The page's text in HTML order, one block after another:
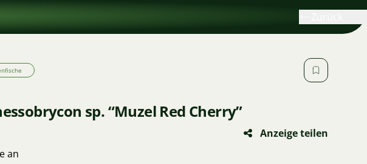
sp. “Muzel Red Cherry”
Anzeige teilen
an